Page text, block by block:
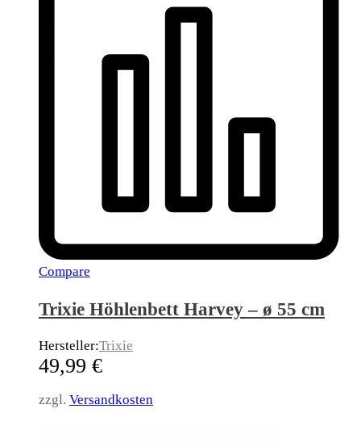
Compare
Trixie Höhlenbett Harvey – ø 55 cm
Hersteller:Trixie
49,99 €
zzgl. Versandkosten